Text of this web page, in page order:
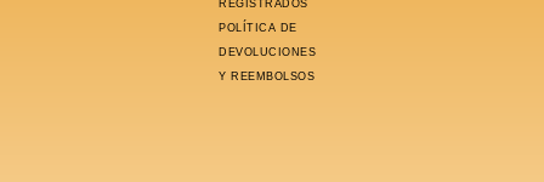
REGISTRADOS
POLÍTICA DE
DEVOLUCIONES
Y REEMBOLSOS